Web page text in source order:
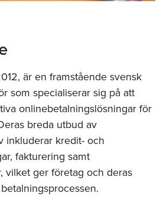
är en framstående svensk
som specialiserar sig på att
onlinebetalningslösningar för
breda utbud av
inkluderar kredit- och
fakturering samt
vilket ger företag och deras